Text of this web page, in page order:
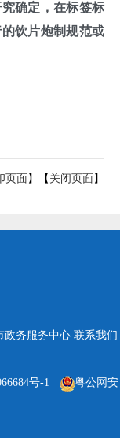
确定，在标签标
饮片炮制规范或
页面 】【 关闭页面 】
政务服务中心 联系我们
号-1
粤公网安